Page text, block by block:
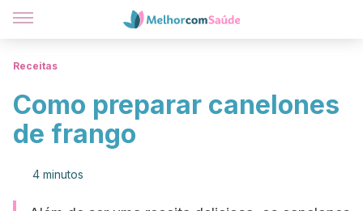
Receitas
Como preparar canelones
de frango
4 minutos